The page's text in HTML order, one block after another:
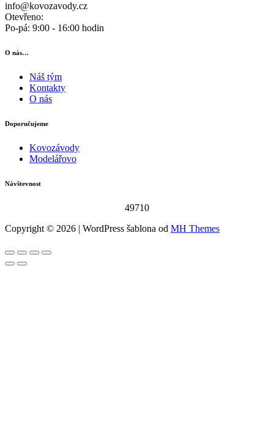
info@kovozavody.cz
Otevřeno:
Po-pá: 9:00 - 16:00 hodin
O nás…
Náš tým
Kontakty
O nás
Doporučujeme
Kovozávody
Modelářovo
Návštevnost
49710
Copyright © 2026 | WordPress šablona od MH Themes